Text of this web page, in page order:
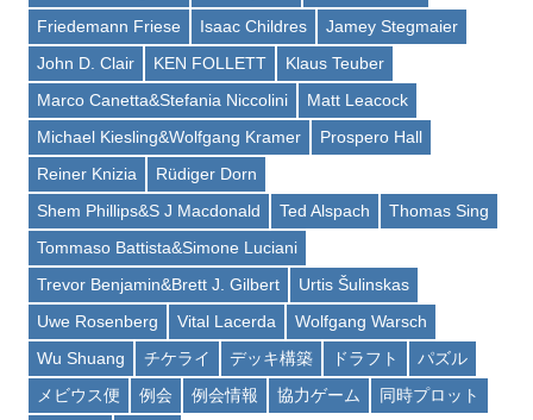
Friedemann Friese
Isaac Childres
Jamey Stegmaier
John D. Clair
KEN FOLLETT
Klaus Teuber
Marco Canetta&Stefania Niccolini
Matt Leacock
Michael Kiesling&Wolfgang Kramer
Prospero Hall
Reiner Knizia
Rüdiger Dorn
Shem Phillips&S J Macdonald
Ted Alspach
Thomas Sing
Tommaso Battista&Simone Luciani
Trevor Benjamin&Brett J. Gilbert
Urtis Šulinskas
Uwe Rosenberg
Vital Lacerda
Wolfgang Warsch
Wu Shuang
チケライ デッキ構築 ドラフト
パズル
メビウス便
例会 例会情報 協力ゲーム
同時プロット